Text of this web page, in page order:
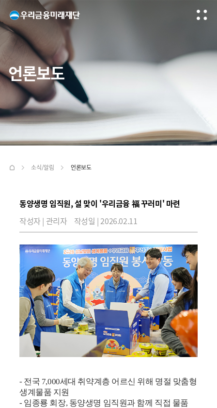
언론보도
소식/알림 언론보도
동양생명 임직원, 설 맞이 '우리금융 福 꾸러미' 마련
작성자 | 관리자
작성일 | 2026.02.11
- 전국 7,000세대 취약계층 어르신 위해 명절 맞춤형
생계물품 지원
- 임종룡 회장, 동양생명 임직원과 함께 직접 물품